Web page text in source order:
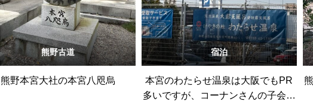
熊野古道
熊野本宮大社の本宮八咫烏
宿泊
本宮のわたらせ温泉は大阪でもPR
多いですが、コーナンさんの子会社